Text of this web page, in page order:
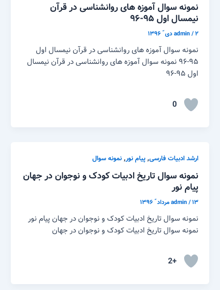
نمونه سوال آموزه های روانشناسی در قرآن
نیمسال اول ۹۵-۹۶
admin/۲ دی ّ ۱۳۹۶
نمونه سوال آموزه های روانشناسی در قرآن نیمسال اول
۹۵-۹۶ نمونه سوال آموزه های روانشناسی در قرآن نیمسال
اول ۹۵-۹۶
0
ارشد ادبیات فارسی,پیام نور,نمونه سوال
نمونه سوال تاریخ ادبیات کودک و نوجوان در جهان
پیام نور
admin/۱۳ مرداد ّ ۱۳۹۶
نمونه سوال تاریخ ادبیات کودک و نوجوان در جهان پیام نور
نمونه سوال تاریخ ادبیات کودک و نوجوان در جهان
+2